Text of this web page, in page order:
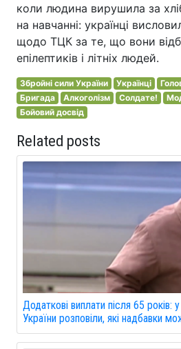
коли людина вирушила за
на навчанні: українці
щодо ТЦК за те, що вони
епілептиків і літніх людей.
Збройні сили України Українці
Бригада
Алкоголізм Солдате!
Бойовий досвід
Related posts
Додаткові виплати після 65 років:
України розповіли, які надбавки